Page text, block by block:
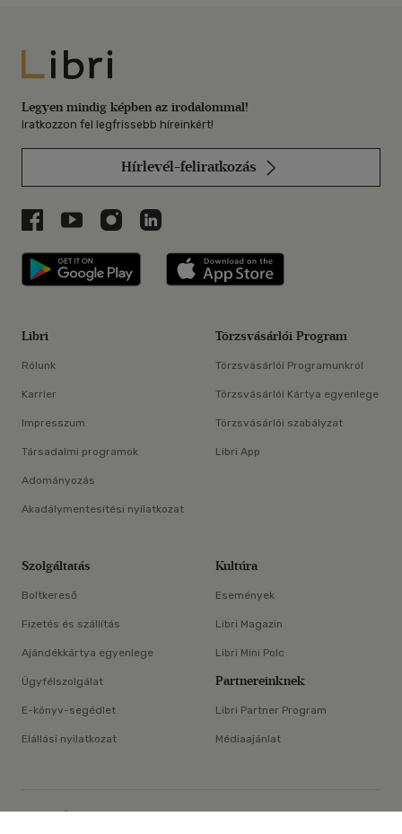
×
Libri
Legyen mindig képben az irodalommal!
Iratkozzon fel legfrissebb híreinkért!
Hírlevél-feliratkozás
Libri a Facebookon
Libri a Youtube-on
Libri az Instagramon
Libri a LinkedInen
Libri applikáció Szerezd meg: Google
Libri
Rólunk
Karrier
Impresszum
Társadalmi programok
Adományozás
Akadálymentesítési nyilatkozat
Törzsvásárlói Program
Törzsvásárlói Programunkról
Törzsvásárlói Kártya egyenlege
Törzsvásárlói szabályzat
Libri App
Szolgáltatás
Boltkereső
Fizetés és szállítás
Ajándékkártya egyenlege
Ügyfélszolgálat
E-könyv-segédlet
Elállási nyilatkozat
Kultúra
Események
Libri Magazin
Libri Mini Polc
Partnereinknek
Libri Partner Program
Médiaajánlat